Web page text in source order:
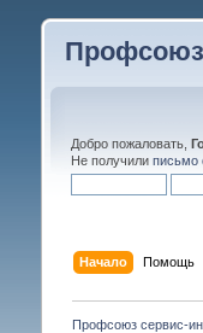
Добро пожаловать,
Не получили письмо
Начало Помощь
Профсоюз сервис-